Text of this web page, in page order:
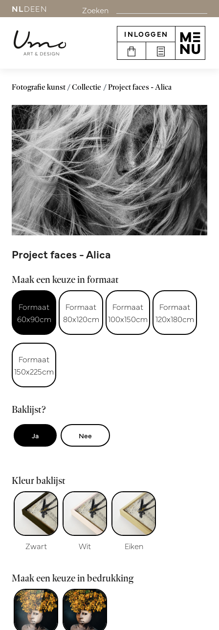
NLDEEN Zoeken
INLOGGEN
Fotografie kunst Collectie Project faces - Alica
Project faces - Alica
Maak een keuze in formaat
Formaat
60x90cm
Formaat
80x120cm
Formaat
100x150cm
Formaat
120x180cm
Formaat
150x225cm
Baklijst?
Ja Nee
Kleur baklijst
Zwart Wit Eiken
Maak een keuze in bedrukking